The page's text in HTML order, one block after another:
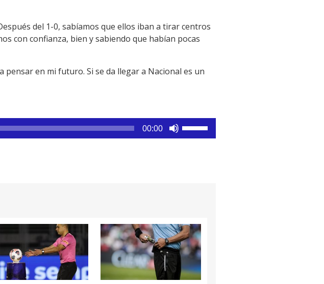
del 1-0, sabíamos que ellos iban a tirar centros
con confianza, bien y sabiendo que habían pocas
pensar en mi futuro. Si se da llegar a Nacional es un
00:00
disminuir
el
volumen.